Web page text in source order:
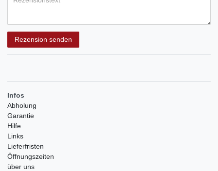
Rezension senden
Infos
Abholung
Garantie
Hilfe
Links
Lieferfristen
Öffnungszeiten
über uns